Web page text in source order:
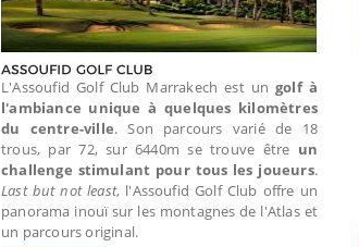
L'Assoufid Golf Club Marrakech est ungolf à
l'ambiance unique à quelques kilomètres
du centre-ville. Son parcours varié de 18
trous, par 72, sur 6440m se trouve être un
challenge stimulant pour tous les joueurs.
Last but not least, l'Assoufid Golf Club offre un
panorama inouï sur les montagnes de l'Atlas et
un parcours original.